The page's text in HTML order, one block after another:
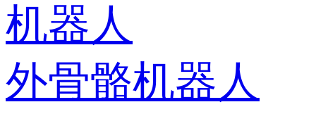
机器人
外骨骼机器人